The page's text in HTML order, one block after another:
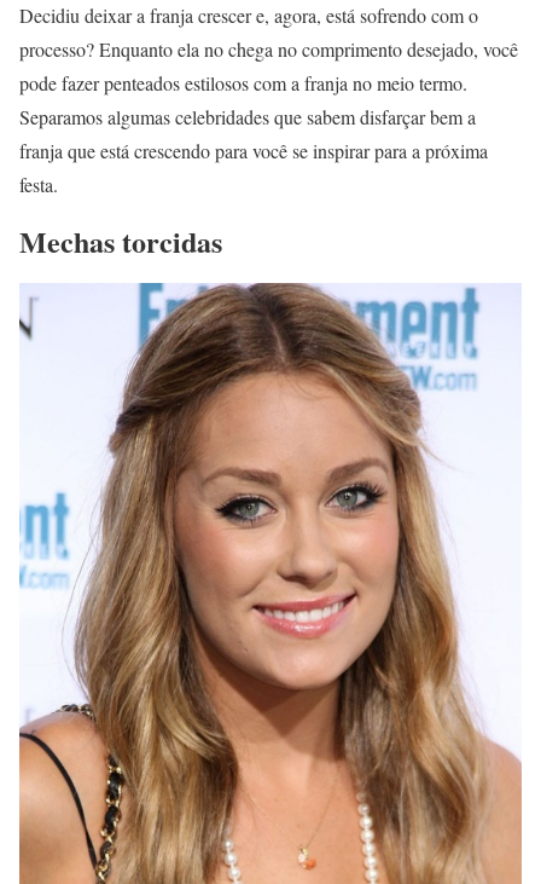
Decidiu deixar a franja crescer e, agora, está sofrendo com o
processo? Enquanto ela no chega no comprimento desejado, você
pode fazer penteados estilosos com a franja no meio termo.
Separamos algumas celebridades que sabem disfarçar bem a
franja que está crescendo para você se inspirar para a próxima
festa.
Mechas torcidas